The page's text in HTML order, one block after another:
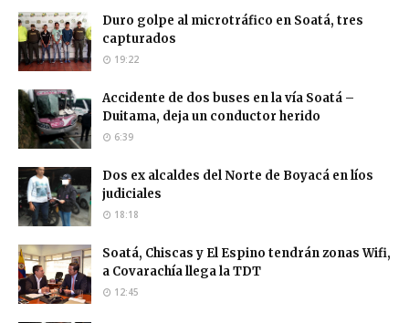
Duro golpe al microtráfico en Soatá, tres
capturados
19:22
Accidente de dos buses en la vía Soatá –
Duitama, deja un conductor herido
6:39
Dos ex alcaldes del Norte de Boyacá en líos
judiciales
18:18
Soatá, Chiscas y El Espino tendrán zonas Wifi,
a Covarachía llega la TDT
12:45